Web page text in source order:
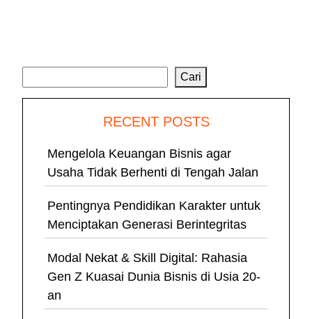
Cari
RECENT POSTS
Mengelola Keuangan Bisnis agar
Usaha Tidak Berhenti di Tengah Jalan
Pentingnya Pendidikan Karakter untuk
Menciptakan Generasi Berintegritas
Modal Nekat & Skill Digital: Rahasia
Gen Z Kuasai Dunia Bisnis di Usia 20-
an